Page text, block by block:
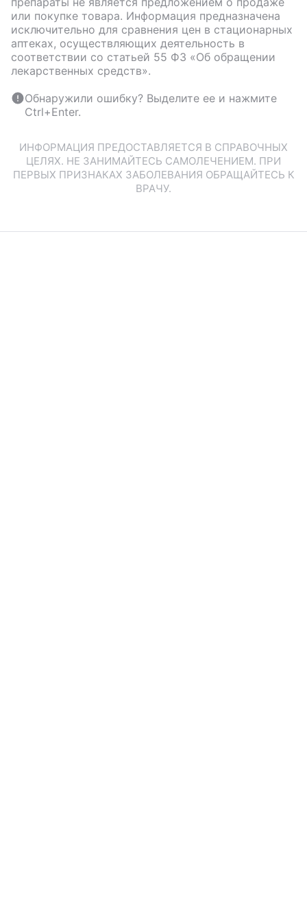
или покупке товара. Информация предназначена
исключительно для сравнения цен в стационарных
аптеках, осуществляющих деятельность в
соответствии со статьей 55 ФЗ «Об обращении
лекарственных средств».
Обнаружили ошибку? Выделите ее и нажмите
Ctrl+Enter.
ИНФОРМАЦИЯ ПРЕДОСТАВЛЯЕТСЯ В СПРАВОЧНЫХ
ЦЕЛЯХ. НЕ ЗАНИМАЙТЕСЬ САМОЛЕЧЕНИЕМ. ПРИ
ПЕРВЫХ ПРИЗНАКАХ ЗАБОЛЕВАНИЯ ОБРАЩАЙТЕСЬ К
ВРАЧУ.